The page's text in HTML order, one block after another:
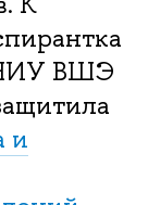
НИУ ВШЭ
и